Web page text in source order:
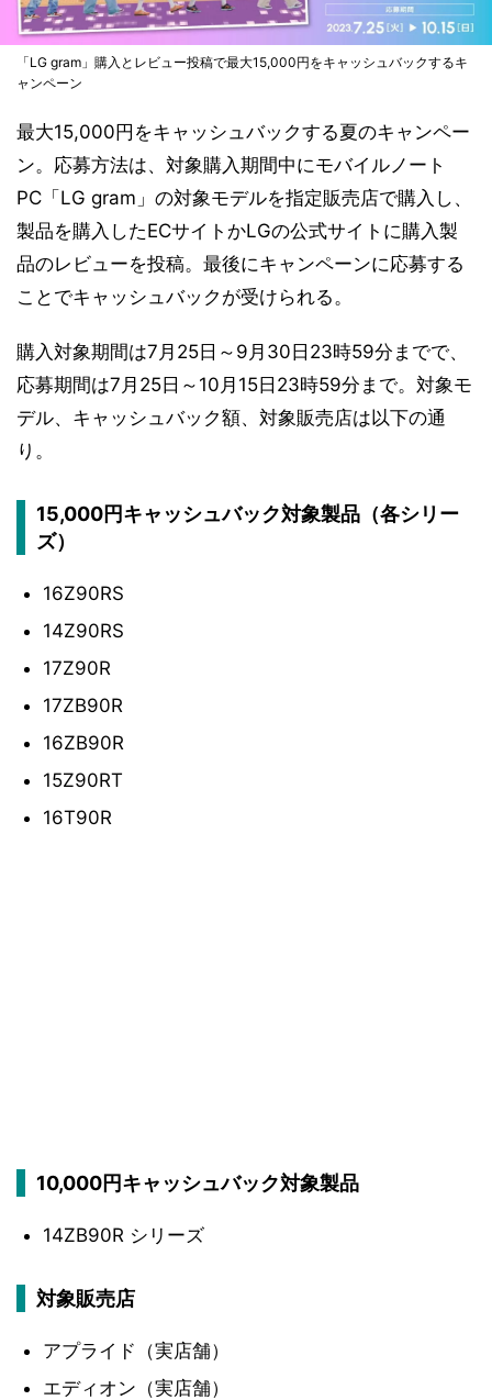
「LG gram」購入とレビュー投稿で最大15,000円をキャッシュバックするキ
ャンペーン
最大15,000円をキャッシュバックする夏のキャンペー
ン。応募方法は、対象購入期間中にモバイルノート
PC「LG gram」の対象モデルを指定販売店で購入し、
製品を購入したECサイトかLGの公式サイトに購入製
品のレビューを投稿。最後にキャンペーンに応募する
ことでキャッシュバックが受けられる。
購入対象期間は7月25日～9月30日23時59分までで、
応募期間は7月25日～10月15日23時59分まで。対象モ
デル、キャッシュバック額、対象販売店は以下の通
り。
15,000円キャッシュバック対象製品（各シリー
ズ）
16Z90RS
14Z90RS
17Z90R
17ZB90R
16ZB90R
15Z90RT
16T90R
10,000円キャッシュバック対象製品
14ZB90R シリーズ
対象販売店
アプライド（実店舗）
エディオン（実店舗）